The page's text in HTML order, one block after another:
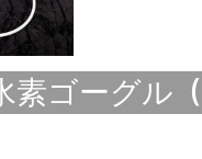
素ゴーグル